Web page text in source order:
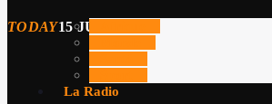
La Radio
TODAY15 JUIN 2026